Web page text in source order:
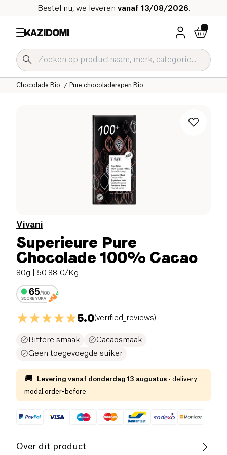
Bestel nu, we leveren vanaf 13/08/2026
Pure chocoladerepen Bio
Chocolade Bio
Zoetwaren Bio
Onze biologische catalogus
Home
Vivani
Superieure Pure
Chocolade 100% Cacao
80g | 50.88 €/Kg
5.0(verified_reviews)
Bittere smaak
Cacaosmaak
Geen toegevoegde suiker
🚚 Levering vanaf donderdag 13 augustus · delivery-
modal.order-before
Over dit product